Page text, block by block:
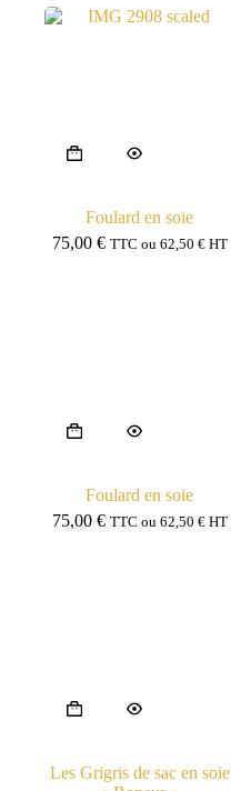
Foulard en soie
75,00 € TTC ou 62,50 €HT
Foulard en soie
75,00 € TTC ou 62,50 €HT
Les Grigris de sac en soie